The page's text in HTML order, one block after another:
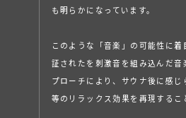
も明らかになっています。
このような「音楽」の可能性に
証されたを刺激音を組み込んだ
プローチにより、サウナ後に感
等のリラックス効果を再現するこ